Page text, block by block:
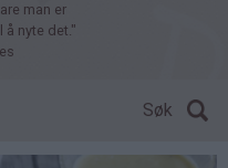
man er
å nyte det."
Søk